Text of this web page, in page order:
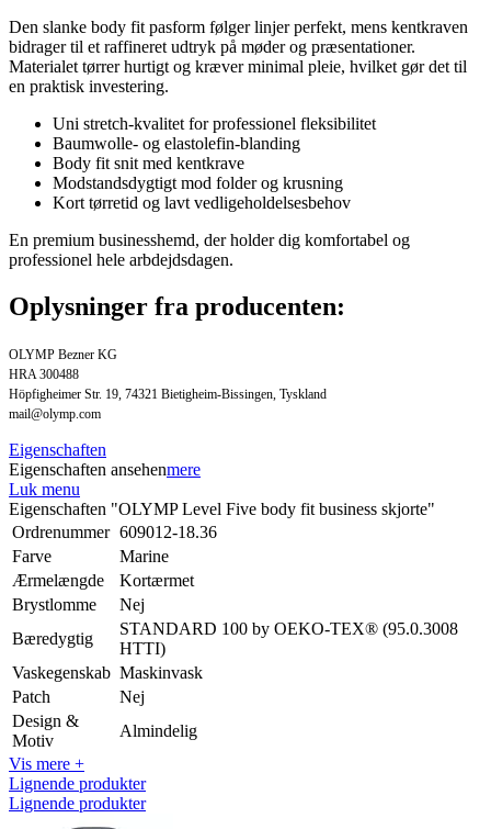
Den slanke body fit pasform følger linjer perfekt, mens kentkraven
bidrager til et raffineret udtryk på møder og præsentationer.
Materialet tørrer hurtigt og kræver minimal pleie, hvilket gør det til
en praktisk investering.
Uni stretch-kvalitet for professionel fleksibilitet
Baumwolle- og elastolefin-blanding
Body fit snit med kentkrave
Modstandsdygtigt mod folder og krusning
Kort tørretid og lavt vedligeholdelsesbehov
En premium businesshemd, der holder dig komfortabel og
professionel hele arbdejdsdagen.
Oplysninger fra producenten:
OLYMP Bezner KG
HRA 300488
Höpfigheimer Str. 19, 74321 Bietigheim-Bissingen, Tyskland
mail@olymp.com
Eigenschaften
Eigenschaften ansehenmere
Luk menu
Eigenschaften "OLYMP Level Five body fit business skjorte"
Ordrenummer 609012-18.36
Farve
Marine
Ærmelængde
Kortærmet
Brystlomme
Nej
Bæredygtig
STANDARD 100 by OEKO-TEX® (95.0.3008
HTTI)
Vaskegenskab Maskinvask
Patch
Nej
Design &
Motiv
Almindelig
Vis mere +
Lignende produkter
Lignende produkter